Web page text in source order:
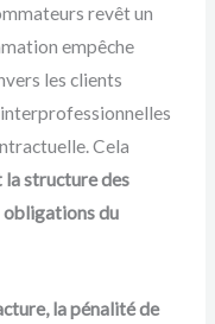
revêt un
empêche
les clients
Cela
la structure des
obligations du
la pénalité de